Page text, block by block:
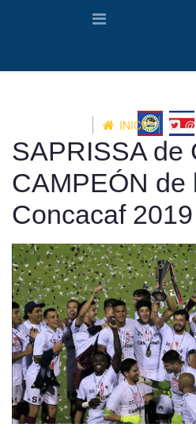
INICIO
SAPRISSA de
CAMPEÓN de
Concacaf 2019